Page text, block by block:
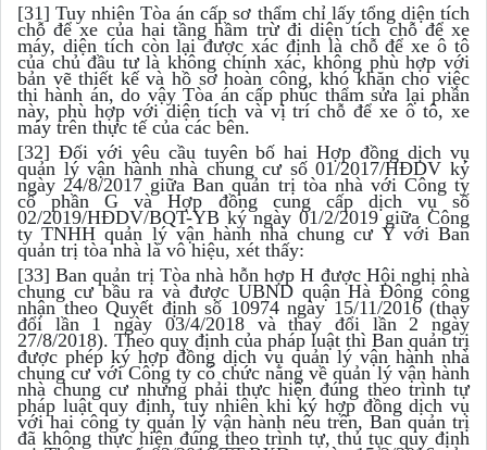
[31] Tuy nhiên Tòa án cấp sơ thẩm chỉ lấy tổng diện tích
chỗ để xe của hai tầng hầm trừ đi diện tích chỗ để xe
máy, diện tích còn lại được xác định là chỗ để xe ô tô
của chủ đầu tư là không chính xác, không phù hợp với
bản vẽ thiết kế và hồ sơ hoàn công, khó khăn cho việc
thi hành án, do vậy Tòa án cấp phúc thẩm sửa lại phần
này, phù hợp với diện tích và vị trí chỗ để xe ô tô, xe
máy trên thực tế của các bên.
[32] Đối với yêu cầu tuyên bố hai Hợp đồng dịch vụ
quản lý vận hành nhà chung cư số 01/2017/HĐDV ký
ngày 24/8/2017 giữa Ban quản trị tòa nhà với Công ty
cổ phần G và Hợp đồng cung cấp dịch vụ số
02/2019/HĐDV/BQT-YB ký ngày 01/2/2019 giữa Công
ty TNHH quản lý vận hành nhà chung cư Y với Ban
quản trị tòa nhà là vô hiệu, xét thấy:
[33] Ban quản trị Tòa nhà hỗn hợp H được Hội nghị nhà
chung cư bầu ra và được UBND quận Hà Đông công
nhận theo Quyết định số 10974 ngày 15/11/2016 (thay
đổi lần 1 ngày 03/4/2018 và thay đổi lần 2 ngày
27/8/2018). Theo quy định của pháp luật thì Ban quản trị
được phép ký hợp đồng dịch vụ quản lý vận hành nhà
chung cư với Công ty có chức năng về quản lý vận hành
nhà chung cư nhưng phải thực hiện đúng theo trình tự
pháp luật quy định, tuy nhiên khi ký hợp đồng dịch vụ
với hai công ty quản lý vận hành nêu trên, Ban quản trị
đã không thực hiện đúng theo trình tự, thủ tục quy định